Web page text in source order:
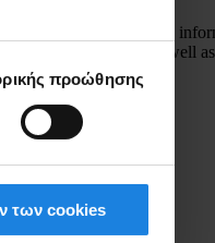
προώθησης
των cookies
2020, we would like to
network operator as well